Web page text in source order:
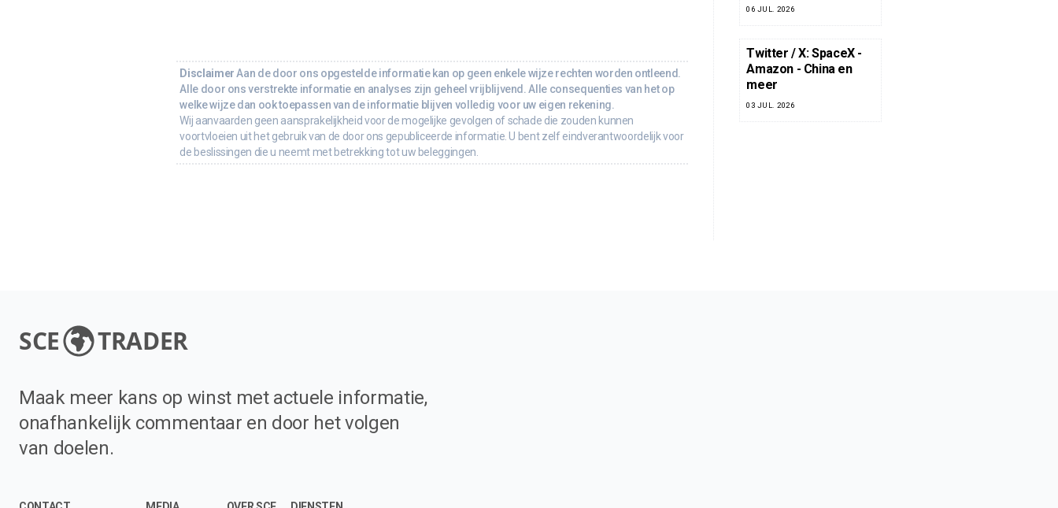
Disclaimer Aan de door ons opgestelde informatie kan op geen enkele wijze rechten worden ontleend.
Alle door ons verstrekte informatie en analyses zijn geheel vrijblijvend. Alle consequenties van het op
welke wijze dan ook toepassen van de informatie blijven volledig voor uw eigen rekening.
Wij aanvaarden geen aansprakelijkheid voor de mogelijke gevolgen of schade die zouden kunnen
voortvloeien uit het gebruik van de door ons gepubliceerde informatie. U bent zelf eindverantwoordelijk voor
de beslissingen die u neemt met betrekking tot uw beleggingen.
06 JUL. 2026
Twitter / X: SpaceX -
Amazon - China en
meer
03 JUL. 2026
SCE TRADER
Maak meer kans op winst met actuele informatie,
onafhankelijk commentaar en door het volgen
van doelen.